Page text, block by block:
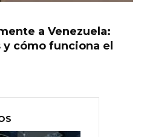
a Venezuela:
cómo funciona el